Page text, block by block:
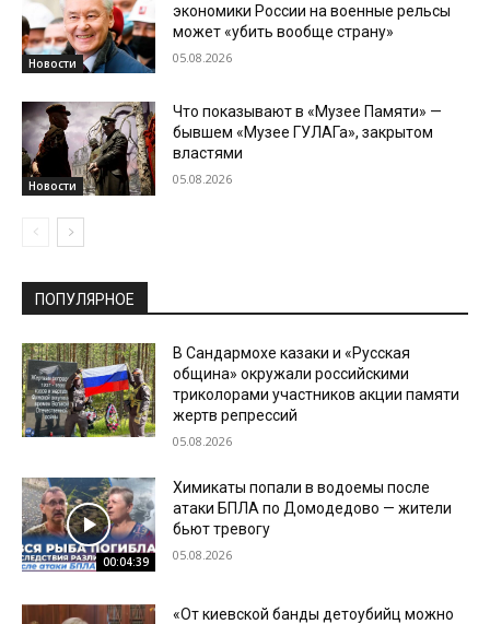
Новости
экономики России на военные рельсы
может «убить вообще страну»
05.08.2026
Новости
Что показывают в «Музее Памяти» —
бывшем «Музее ГУЛАГа», закрытом
властями
05.08.2026
ПОПУЛЯРНОЕ
В Сандармохе казаки и «Русская
община» окружали российскими
триколорами участников акции памяти
жертв репрессий
05.08.2026
00:04:39
Химикаты попали в водоемы после
атаки БПЛА по Домодедово — жители
бьют тревогу
05.08.2026
«От киевской банды детоубийц можно